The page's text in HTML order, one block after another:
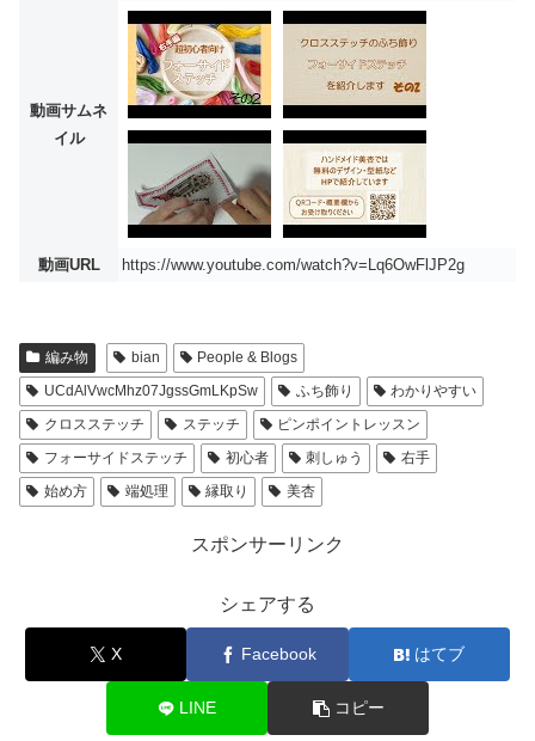
動画サムネ
イル
動画URL https://www.youtube.com/watch?v=Lq6OwFlJP2g
編み物 bian
People & Blogs
UCdAlVwcMhz07JgssGmLKpSw
ふち飾り
わかりやすい
クロスステッチ
ステッチ
ピンポイントレッスン
フォーサイドステッチ
初心者 刺しゅう
右手
始め方
端処理 縁取り 美杏
スポンサーリンク
シェアする
X Facebook はてブ
LINE コピー